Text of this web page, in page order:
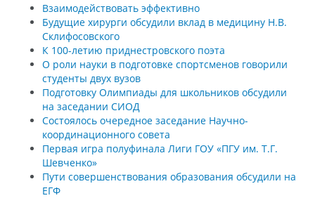
Взаимодействовать эффективно
Будущие хирурги обсудили вклад в медицину Н.В.
Склифосовского
К 100-летию приднестровского поэта
О роли науки в подготовке спортсменов говорили
студенты двух вузов
Подготовку Олимпиады для школьников обсудили
на заседании СИОД
Состоялось очередное заседание Научно-
координационного совета
Первая игра полуфинала Лиги ГОУ «ПГУ им. Т.Г.
Шевченко»
Пути совершенствования образования обсудили на
ЕГФ